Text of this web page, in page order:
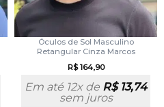
Óculos de Sol Masculino
Retangular Cinza Marcos
R$164,90
Em até 12x de R$13,74
sem juros